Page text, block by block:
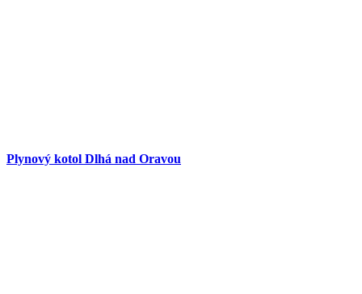
Plynový kotol Dlhá nad Oravou